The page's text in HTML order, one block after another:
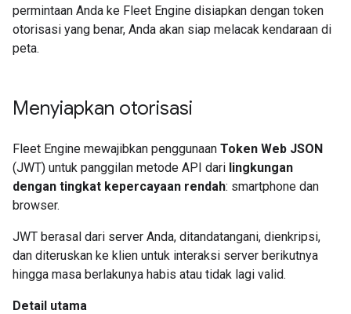
permintaan Anda ke Fleet Engine disiapkan dengan token
otorisasi yang benar, Anda akan siap melacak kendaraan di
peta.
Menyiapkan otorisasi
Fleet Engine mewajibkan penggunaan Token Web JSON
(JWT) untuk panggilan metode API dari lingkungan
dengan tingkat kepercayaan rendah: smartphone dan
browser.
JWT berasal dari server Anda, ditandatangani, dienkripsi,
dan diteruskan ke klien untuk interaksi server berikutnya
hingga masa berlakunya habis atau tidak lagi valid.
Detail utama